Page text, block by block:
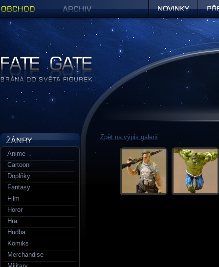
Zpět na výpis galerií
Anime
Cartoon
Doplňky
Fantasy
Film
Horor
Hra
Hudba
Komiks
Merchandise
Figurky a sošky | Fate Gate